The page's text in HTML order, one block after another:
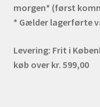
morgen* (først
* Gælder lagerførte
Levering: Frit i
køb over kr. 599,00